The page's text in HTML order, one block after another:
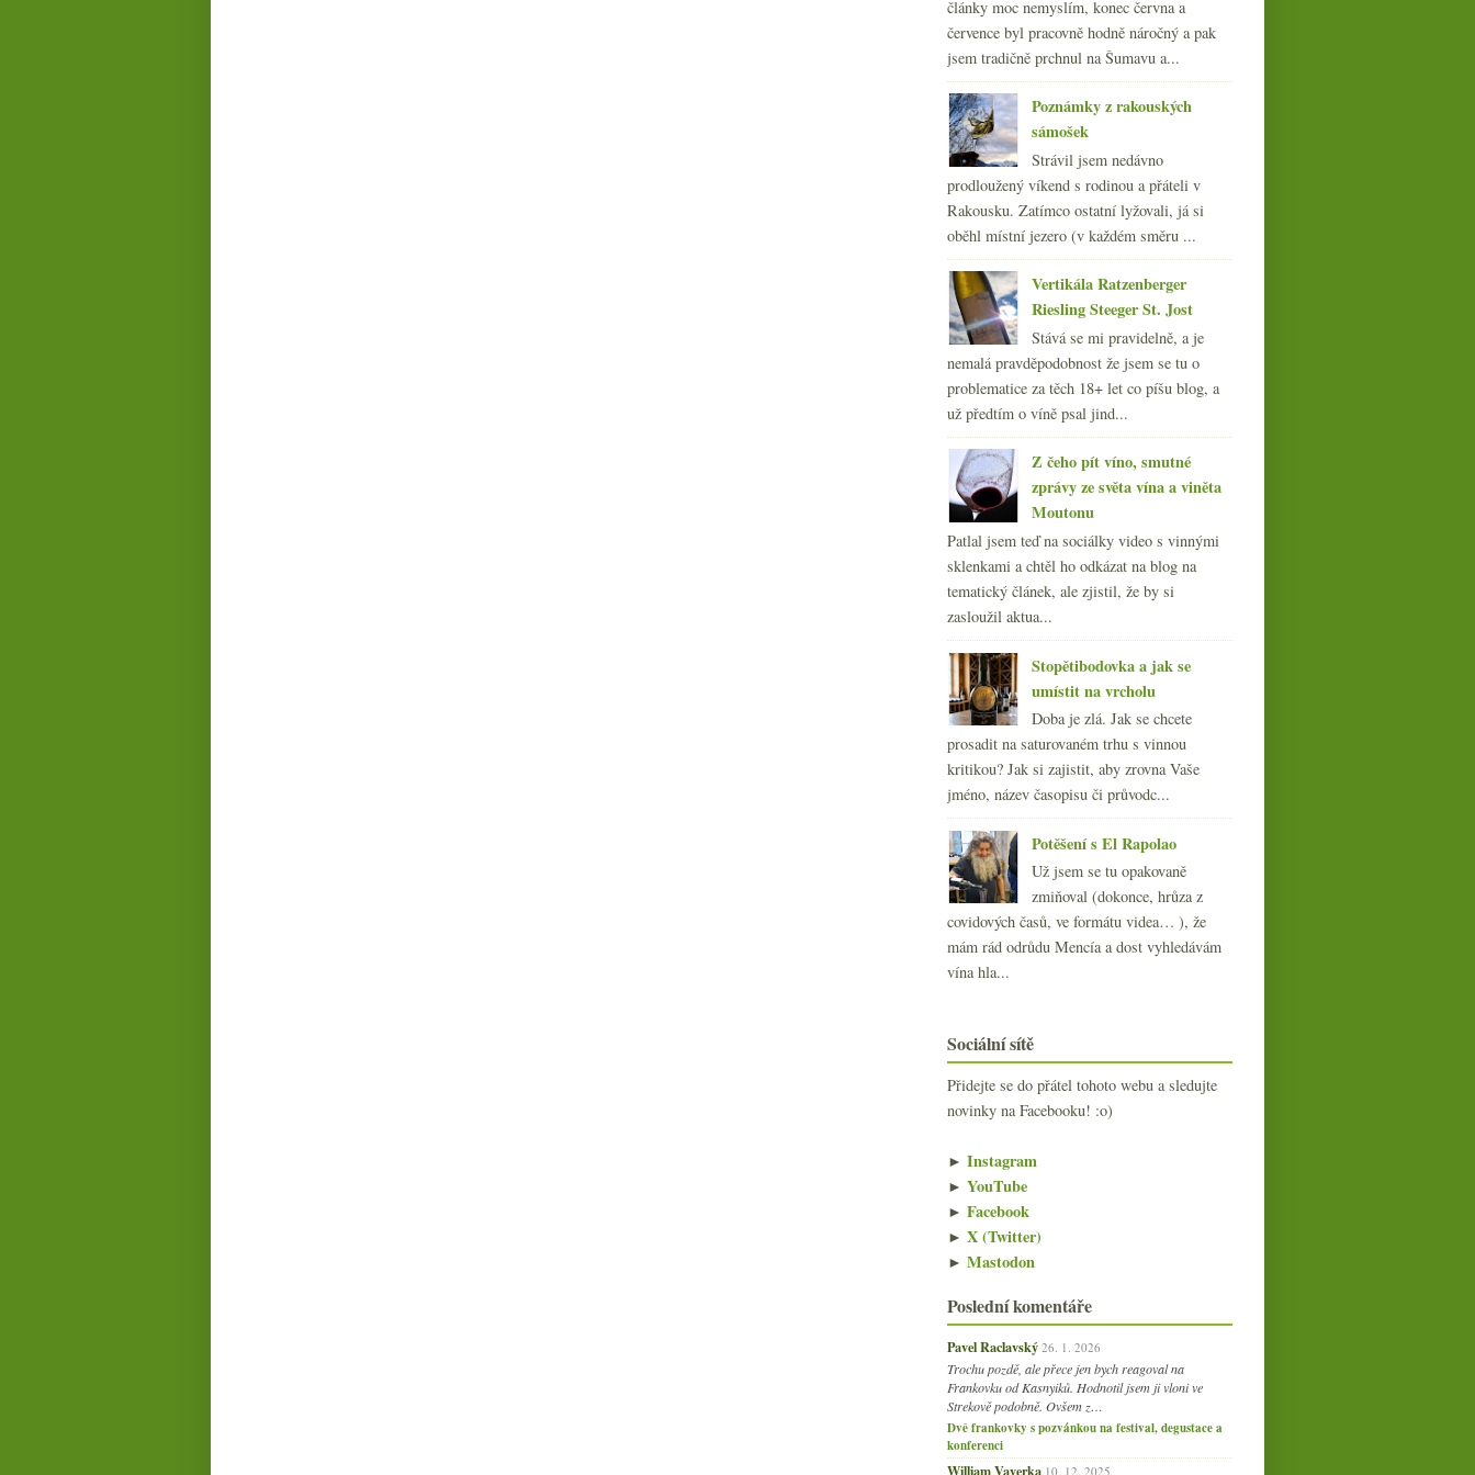
články moc nemyslím, konec června a
července byl pracovně hodně náročný a pak
jsem tradičně prchnul na Šumavu a...
Poznámky z rakouských
sámošek
Strávil jsem nedávno
prodloužený víkend s rodinou a přáteli v
Rakousku. Zatímco ostatní lyžovali, já si
oběhl místní jezero (v každém směru ...
Vertikála Ratzenberger
Riesling Steeger St. Jost
Stává se mi pravidelně, a je
nemalá pravděpodobnost že jsem se tu o
problematice za těch 18+ let co píšu blog, a
už předtím o víně psal jind...
Z čeho pít víno, smutné
zprávy ze světa vína a viněta
Moutonu
Patlal jsem teď na sociálky video s vinnými
sklenkami a chtěl ho odkázat na blog na
tematický článek, ale zjistil, že by si
zasloužil aktua...
Stopětibodovka a jak se
umístit na vrcholu
Doba je zlá. Jak se chcete
prosadit na saturovaném trhu s vinnou
kritikou? Jak si zajistit, aby zrovna Vaše
jméno, název časopisu či průvodc...
Potěšení s El Rapolao
Už jsem se tu opakovaně
zmiňoval (dokonce, hrůza z
covidových časů, ve formátu videa… ), že
mám rád odrůdu Mencía a dost vyhledávám
vína hla...
Sociální sítě
Přidejte se do přátel tohoto webu a sledujte
novinky na Facebooku! :o)
► Instagram
► YouTube
► Facebook
► X (Twitter)
► Mastodon
Poslední komentáře
Pavel Raclavský 26. 1. 2026
Trochu pozdě, ale přece jen bych reagoval na
Frankovku od Kasnyiků. Hodnotil jsem ji vloni ve
Strekově podobně. Ovšem z…
Dvě frankovky s pozvánkou na festival, degustace a
konferenci
William Vaverka 10. 12. 2025